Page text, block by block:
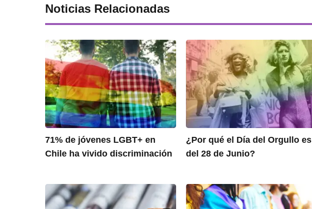
Noticias Relacionadas
71% de jóvenes LGBT+ en
Chile ha vivido discriminación
¿Por qué el Día del Orgullo es
del 28 de Junio?